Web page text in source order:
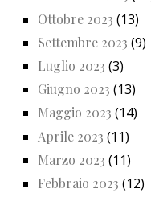
Ottobre 2023 (13)
Settembre 2023 (9)
Luglio 2023 (3)
Giugno 2023 (13)
Maggio 2023 (14)
Aprile 2023 (11)
Marzo 2023 (11)
Febbraio 2023 (12)